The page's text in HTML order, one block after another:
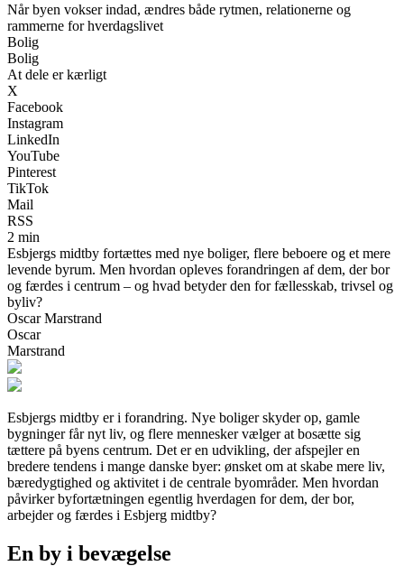
Når byen vokser indad, ændres både rytmen, relationerne og
rammerne for hverdagslivet
Bolig
Bolig
At dele er kærligt
X
Facebook
Instagram
LinkedIn
YouTube
Pinterest
TikTok
Mail
RSS
2 min
Esbjergs midtby fortættes med nye boliger, flere beboere og et mere
levende byrum. Men hvordan opleves forandringen af dem, der bor
og færdes i centrum – og hvad betyder den for fællesskab, trivsel og
byliv?
Oscar Marstrand
Oscar
Marstrand
Esbjergs midtby er i forandring. Nye boliger skyder op, gamle
bygninger får nyt liv, og flere mennesker vælger at bosætte sig
tættere på byens centrum. Det er en udvikling, der afspejler en
bredere tendens i mange danske byer: ønsket om at skabe mere liv,
bæredygtighed og aktivitet i de centrale byområder. Men hvordan
påvirker byfortætningen egentlig hverdagen for dem, der bor,
arbejder og færdes i Esbjerg midtby?
En by i bevægelse